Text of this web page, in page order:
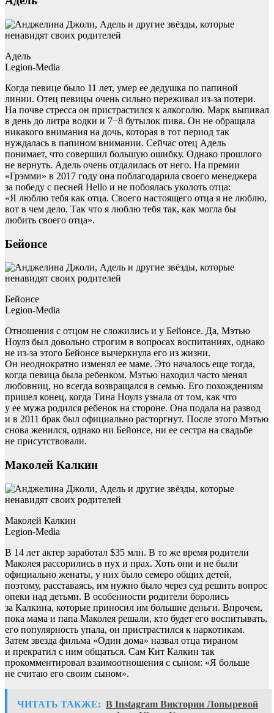
Адель
Legion-Media
Когда певице было 11 лет, умер ее дедушка по папиной
линии. Отец певицы очень сильно переживал из-за потери.
На почве стресса он пристрастился к алкоголю. Марк выпивал
в день до литра водки и 7−8 бутылок пива. Он не обращала
никакого внимания на дочь, которая в тот период так
нуждалась в папином внимании. Сейчас отец Адель
понимает, что совершил большую ошибку. Однако прошлого
не вернуть. Адель очень отдалилась от него. На премии
«Грэмми» в 2017 году она поблагодарила своего менеджера
за победу с песней Hello и не побоялась уколоть отца:
«Я люблю тебя как отца. Своего настоящего отца я не люблю,
вот в чем дело. Так что я люблю тебя так, как могла бы
любить своего отца».
Бейонсе
Бейонсе
Legion-Media
Отношения с отцом не сложились и у Бейонсе. Да, Мэтью
Ноулз был довольно строгим в вопросах воспитаниях, однако
не из-за этого Бейонсе вычеркнула его из жизни.
Он неоднократно изменял ее маме. Это началось еще тогда,
когда певица была ребенком. Мэтью находил часто менял
любовниц, но всегда возвращался в семью. Его похождениям
пришел конец, когда Тина Ноулз узнала от том, как что
у ее мужа родился ребенок на стороне. Она подала на развод
и в 2011 брак был официально расторгнут. После этого Мэтью
снова женился, однако ни Бейонсе, ни ее сестра на свадьбе
не присутствовали.
Маколей Калкин
Маколей Калкин
Legion-Media
В 14 лет актер заработал $35 млн. В то же время родители
Маколея рассорились в пух и прах. Хоть они и не были
официально женаты, у них было семеро общих детей,
поэтому, расставаясь, им нужно было через суд решить вопрос
опеки над детьми. В особенности родители боролись
за Калкина, которые приносил им большие деньги. Впрочем,
пока мама и папа Маколея решали, кто будет его воспитывать,
его популярность упала, он пристрастился к наркотикам.
Затем звезда фильма «Один дома» назвал отца тираном
и прекратил с ним общаться. Сам Кит Калкин так
прокомментировал взаимоотношения с сыном: «Я больше
не считаю его своим сыном».
ЧИТАТЬ ТАКЖЕ: В Instagram Виктории Лопыревой